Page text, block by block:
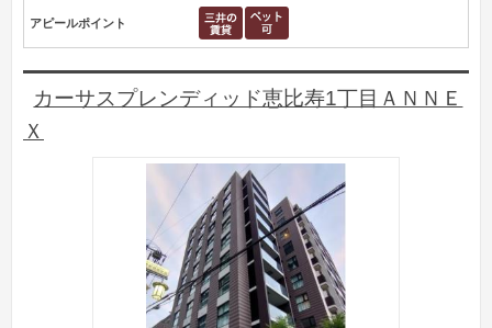
アピールポイント
カーサスプレンディッド恵比寿1丁目ＡＮＮＥ
Ｘ